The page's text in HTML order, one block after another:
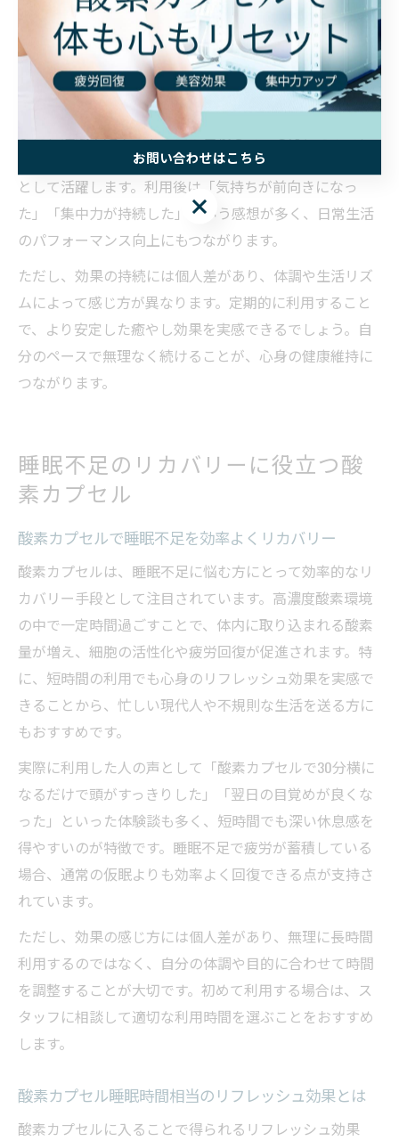
性化されることで、カプセルを出た後も心身の軽やかさ
やリフレッシュ感が長く保たれます。「短時間しか利用
できないけど、効果が続くのか不安」という方でも安心
して活用できます。
また、睡眠不足やストレスが蓄積している方にとって、
酸素カプセルの短時間利用は、質の高い休息を補う手段
として活躍します。利用後は「気持ちが前向きになっ
た」「集中力が持続した」という感想が多く、日常生活
のパフォーマンス向上にもつながります。
ただし、効果の持続には個人差があり、体調や生活リズ
ムによって感じ方が異なります。定期的に利用すること
で、より安定した癒やし効果を実感できるでしょう。自
分のペースで無理なく続けることが、心身の健康維持に
つながります。
睡眠不足のリカバリーに役立つ酸
素カプセル
酸素カプセルで睡眠不足を効率よくリカバリー
酸素カプセルは、睡眠不足に悩む方にとって効率的なリ
カバリー手段として注目されています。高濃度酸素環境
の中で一定時間過ごすことで、体内に取り込まれる酸素
量が増え、細胞の活性化や疲労回復が促進されます。特
に、短時間の利用でも心身のリフレッシュ効果を実感で
きることから、忙しい現代人や不規則な生活を送る方に
もおすすめです。
実際に利用した人の声として「酸素カプセルで30分横に
なるだけで頭がすっきりした」「翌日の目覚めが良くな
った」といった体験談も多く、短時間でも深い休息感を
得やすいのが特徴です。睡眠不足で疲労が蓄積している
場合、通常の仮眠よりも効率よく回復できる点が支持さ
れています。
ただし、効果の感じ方には個人差があり、無理に長時間
利用するのではなく、自分の体調や目的に合わせて時間
を調整することが大切です。初めて利用する場合は、ス
タッフに相談して適切な利用時間を選ぶことをおすすめ
します。
酸素カプセル睡眠時間相当のリフレッシュ効果とは
酸素カプセルに入ることで得られるリフレッシュ効果
お問い合わせはこちら
お問い合わせはこちら